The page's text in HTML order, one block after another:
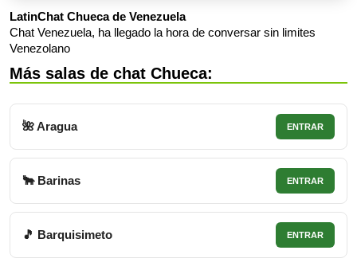
LatinChat Chueca de Venezuela
Chat Venezuela, ha llegado la hora de conversar sin limites
Venezolano
Más salas de chat Chueca:
🌺 Aragua ENTRAR
🐂 Barinas ENTRAR
🎵 Barquisimeto ENTRAR